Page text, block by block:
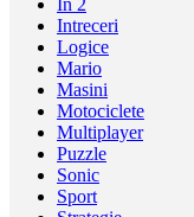
Intreceri
Logice
Mario
Masini
Motociclete
Multiplayer
Puzzle
Sonic
Sport